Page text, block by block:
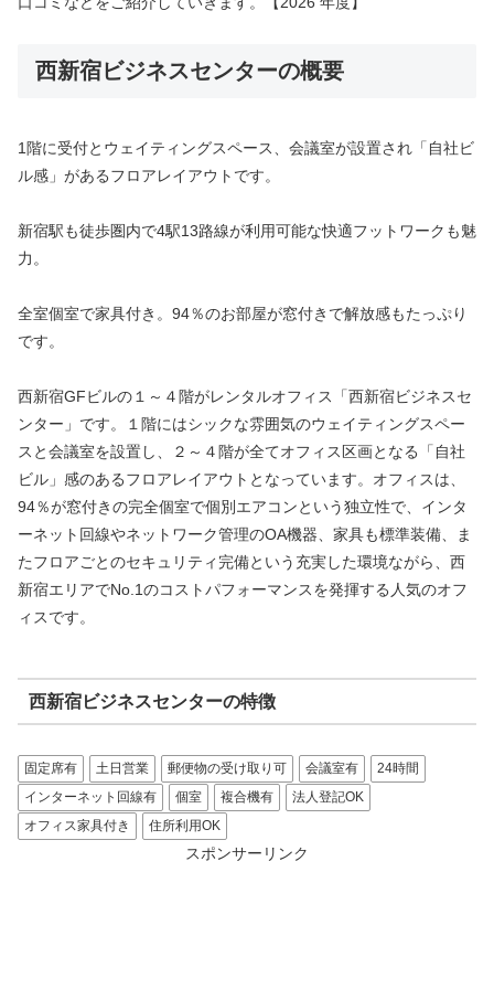
西新宿ビジネスセンターの概要
1階に受付とウェイティングスペース、会議室が設置され「自社ビ
ル感」があるフロアレイアウトです。
新宿駅も徒歩圏内で4駅13路線が利用可能な快適フットワークも魅
力。
全室個室で家具付き。94％のお部屋が窓付きで解放感もたっぷり
です。
西新宿GFビルの１～４階がレンタルオフィス「西新宿ビジネスセ
ンター」です。１階にはシックな雰囲気のウェイティングスペー
スと会議室を設置し、２～４階が全てオフィス区画となる「自社
ビル」感のあるフロアレイアウトとなっています。オフィスは、
94％が窓付きの完全個室で個別エアコンという独立性で、インタ
ーネット回線やネットワーク管理のOA機器、家具も標準装備、ま
たフロアごとのセキュリティ完備という充実した環境ながら、西
新宿エリアでNo.1のコストパフォーマンスを発揮する人気のオフ
ィスです。
西新宿ビジネスセンターの特徴
固定席有 土日営業 郵便物の受け取り可 会議室有
24時間
インターネット回線有
個室 複合機有
法人登記OK
オフィス家具付き
住所利用OK
スポンサーリンク